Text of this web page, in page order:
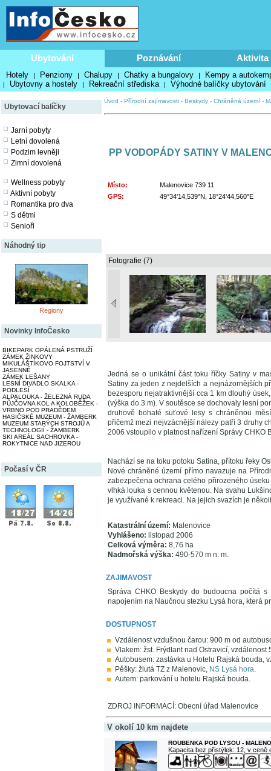
Ubytování Poznávání Aktivita
Hotely | Penziony | Chalupy | Chatky a bungalovy | Kempy a
| Ubytovny a hostely | Rekreační střediska | Výhodné balíčky ubytování
Ubytovací balíčky
Jarní pobyty
Letní dovolená
Podzim levněji
Zimní dovolená
Wellness pobyty
Aktivní pobyty
Romantika pro dva
S dětmi
Senioři
Náhodný tip
Regiony
Novinky InfoČesko
BIKEPARK OPÁLENÁ PSTRUŽÍ
ZÁMEK ŽINKOVY
MIKULÁŠTÍKOVO FOJTSTVÍ V
JASENNÉ
ZÁMEK LEŠANY
LESNÍ DIVADLO SKALKA -
PODLESÍ
ALPALOUKA - ŽELEZNÁ RUDA
PŮJČOVNA KOL A KOLOBĚŽEK -
VRBNO POD PRADĚDEM
HASIČSKÉ MUZEUM - ŽAMBERK
MUZEUM STARÝCH STROJŮ A
TECHNOLOGIÍ - ŽAMBERK
SKI AREÁL SACHROVKA -
ROKYTNICE NAD JIZEROU
Počasí v ČR
Úvod - Přírodní zajímavosti - Beskydy - Chráněná území -
PP VODOPÁDY SATINY V
Místo:
Malenovice 739 11
GPS:
49°34'14,539"N, 18°24'44,560"E
Fotografie (7)
Jedná se o unikátní část toku říčky Satiny v
Satiny za jeden z nejdelších a nejnázornějších
bezesporu nejatraktivnější cca 1 km dlouhý
(výška do 3 m). V soutěsce se dochovaly lesní
druhově bohaté suťové lesy s chráněnou
přičemž mezi nejvzácnější nálezy patří 3 druhy
2006 vstoupilo v platnost nařízení Správy CHKO
Nachází se na toku potoku Satina, přítoku řeky
Nové chráněné území přímo navazuje na
zabezpečena ochrana celého přirozeného
vlhká louka s cennou květenou. Na svahu
je využívané k rekreaci. Na jejich svazích je
Katastrální území: Malenovice
Vyhlášeno: listopad 2006
Celková výměra: 8,76 ha
Nadmořská výška: 490-570 m n. m.
ZAJIMAVOST
Správa CHKO Beskydy do budoucna počítá
napojením na Naučnou stezku Lysá hora, která
DOSTUPNOST
Vzdálenost vzdušnou čarou: 900 m od
Vlakem: žst. Frýdlant nad Ostravicí, vzdálenost
Autobusem: zastávka u Hotelu Rajská bouda,
Pěšky: žlutá TZ z Malenovic, NS Lysá hora.
Autem: parkování u hotelu Rajská bouda.
ZDROJ INFORMACÍ: Obecní úřad Malenovice
V okolí 10 km najdete
ROUBENKA POD LYSOU -
Kapacita bez přistýlek: 12, v ceně